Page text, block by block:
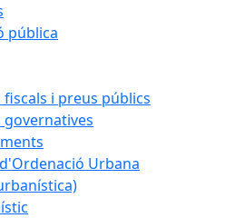
pública
i preus públics
governatives
Urbana